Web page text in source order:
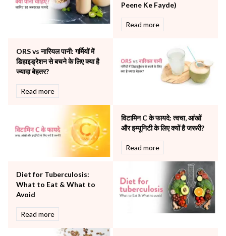
Neurology
Obstetrics
Pulmonology
Rheumatology
Surgery
The Oncology Centre
Urology
Vascular
Peene Ke Fayde)
Read more
ORS vs नारियल पानी: गर्मियों में
डिहाइड्रेशन से बचने के लिए क्या है
ज्यादा बेहतर?
Read more
विटामिन C के फायदे: त्वचा, आंखों
और इम्यूनिटी के लिए क्यों है जरूरी?
Read more
Diet for Tuberculosis:
What to Eat & What to
Avoid
Read more